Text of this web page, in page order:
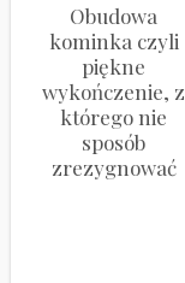
Obudowa
kominka czyli
piękne
wykończenie, z
którego nie
sposób
zrezygnować